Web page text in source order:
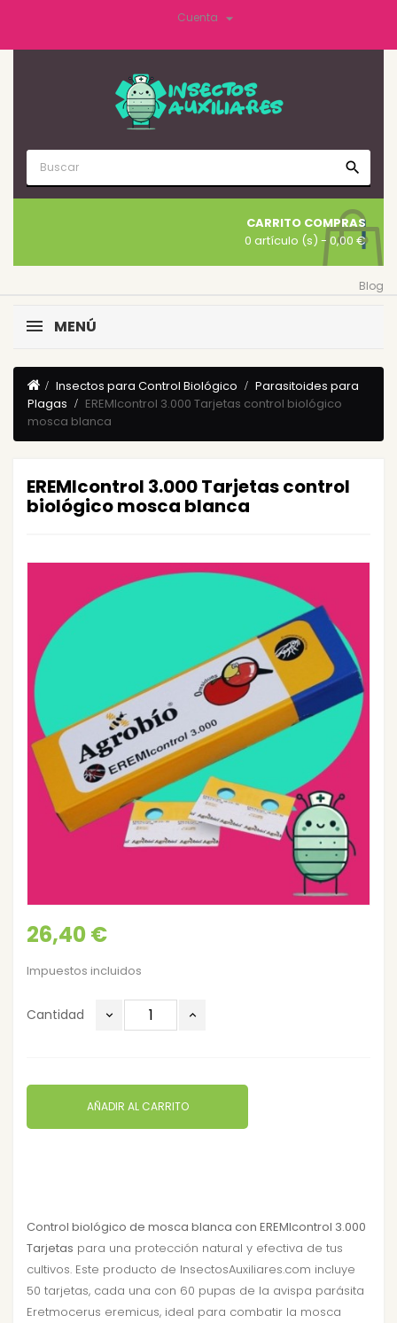
Cuenta 
search
CARRITO COMPRAS
0 artículo (s) - 0,00 €
Blog
MENÚ
Insectos para Control Biológico
Parasitoides para
Plagas
EREMIcontrol 3.000 Tarjetas control biológico
mosca blanca
EREMIcontrol 3.000 Tarjetas control
biológico mosca blanca
26,40 €
Impuestos incluidos
Cantidad
AÑADIR AL CARRITO
Control biológico de mosca blanca con EREMIcontrol 3.000
Tarjetas para una protección natural y efectiva de tus
cultivos. Este producto de InsectosAuxiliares.com incluye
50 tarjetas, cada una con 60 pupas de la avispa parásita
Eretmocerus eremicus, ideal para combatir la mosca